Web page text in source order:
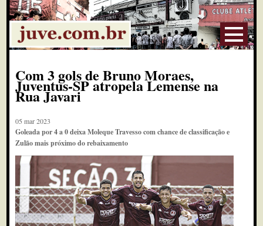
Com 3 gols de Bruno Moraes,
Juventus-SP atropela Lemense na
Rua Javari
05 mar 2023
Goleada por 4 a 0 deixa Moleque Travesso com chance de classificação e
Zulão mais próximo do rebaixamento